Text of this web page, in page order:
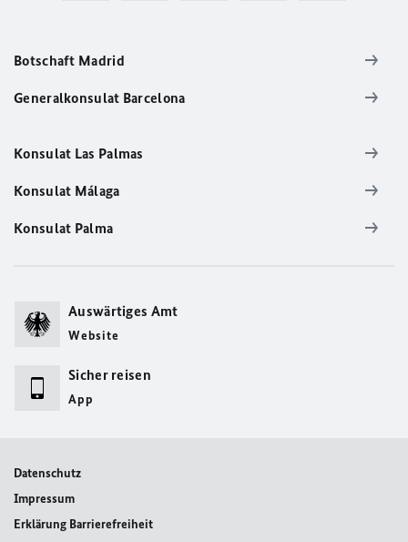
Botschaft Madrid
Generalkonsulat Barcelona
Konsulat Las Palmas
Konsulat Málaga
Konsulat Palma
Auswärtiges Amt
Website
Sicher reisen
App
Datenschutz
Impressum
Erklärung Barrierefreiheit